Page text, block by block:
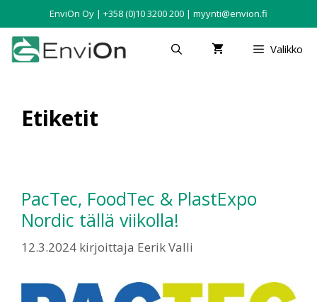
EnviOn Oy | +358 (0)10 3200 200 | myynti@envion.fi
Valikko
Etiketit
PacTec, FoodTec & PlastExpo
Nordic tällä viikolla!
12.3.2024 kirjoittaja Eerik Valli